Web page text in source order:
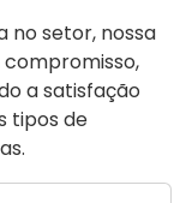
no setor, nossa
a satisfação
tipos de